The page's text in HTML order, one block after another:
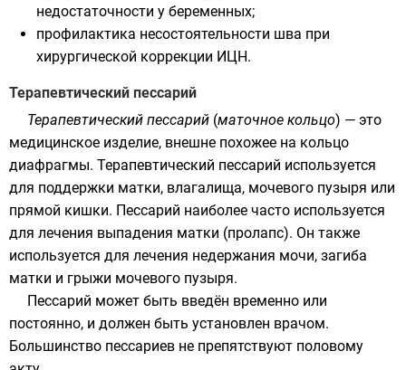
недостаточности у беременных;
профилактика несостоятельности шва при
хирургической коррекции ИЦН.
Терапевтический пессарий
Терапевтический пессарий (маточное кольцо) — это
медицинское изделие, внешне похожее на кольцо
диафрагмы. Терапевтический пессарий используется
для поддержки матки, влагалища, мочевого пузыря или
прямой кишки. Пессарий наиболее часто используется
для лечения выпадения матки (пролапс). Он также
используется для лечения недержания мочи, загиба
матки и грыжи мочевого пузыря.
Пессарий может быть введён временно или
постоянно, и должен быть установлен врачом.
Большинство пессариев не препятствуют половому